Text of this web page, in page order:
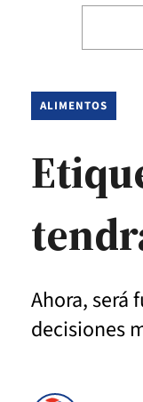
ALIMENTOS
Ahora, será
decisiones